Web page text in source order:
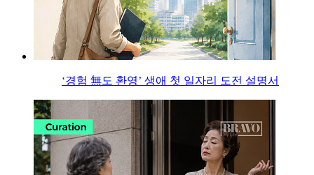
‘경험 無도 환영’ 생애 첫 일자리 도전 설명서